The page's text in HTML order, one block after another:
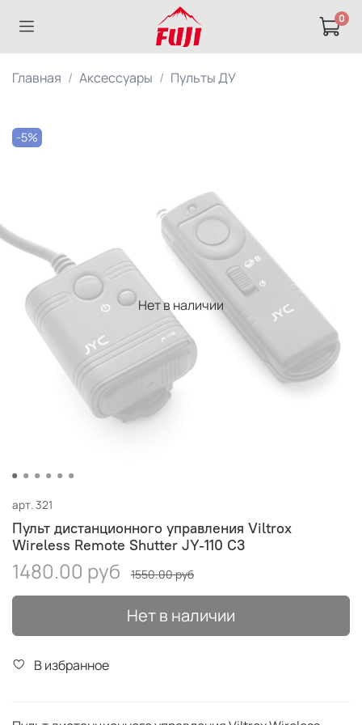
0
Главная Аксессуары Пульты ДУ
Нет в наличии
-5%
арт.321
Пульт дистанционного управления Viltrox
Wireless Remote Shutter JY-110 C3
1480.00 руб 1550.00 руб
Нет в наличии
В избранное